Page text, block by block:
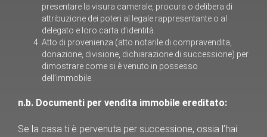
presentare la visura camerale, procura o delibera di
attribuzione dei poteri al legale rappresentante o al
delegato e loro carta d’identità.
Atto di provenienza (atto notarile di compravendita,
donazione, divisione, dichiarazione di successione) per
dimostrare come si è venuto in possesso
dell’immobile.
n.b. Documenti per vendita immobile ereditato:
Se la casa ti è pervenuta per successione, ossia l’hai